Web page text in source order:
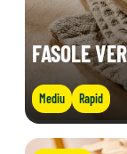
FASOLE
Mediu Rapid